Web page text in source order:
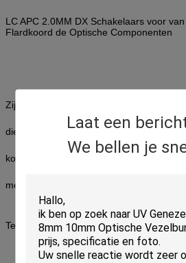
Laat een
We bellen je
LC APC 2.0MM DX Schakelaars voor
Flardkoord de Optische Componenten
Zijn de vezel optische schakelaars ultra
die laag toevoegingsverlies en
komen met uw keus van simplex of
met CEI gemaakt in overeenstemming te
Telcordia gr.-326-KERN Norm.